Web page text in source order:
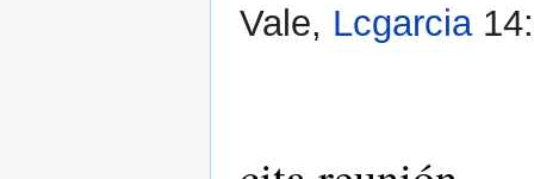
Vale, Lcgarcia